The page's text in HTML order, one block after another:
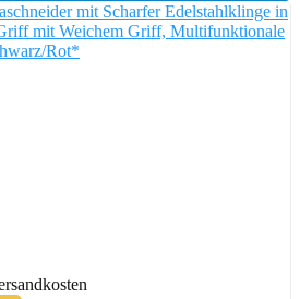
mit Scharfer Edelstahlklinge in
mit Weichem Griff, Multifunktionale
Rot*